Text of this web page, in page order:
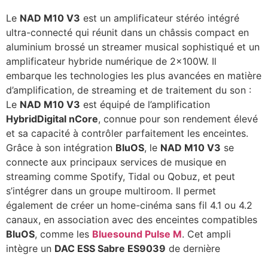
Le NAD M10 V3 est un amplificateur stéréo intégré
ultra-connecté qui réunit dans un châssis compact en
aluminium brossé un streamer musical sophistiqué et un
amplificateur hybride numérique de 2x100W. Il
embarque les technologies les plus avancées en matière
d’amplification, de streaming et de traitement du son :
Le NAD M10 V3 est équipé de l’amplification
HybridDigital nCore, connue pour son rendement élevé
et sa capacité à contrôler parfaitement les enceintes.
Grâce à son intégration BluOS, le NAD M10 V3 se
connecte aux principaux services de musique en
streaming comme Spotify, Tidal ou Qobuz, et peut
s’intégrer dans un groupe multiroom. Il permet
également de créer un home-cinéma sans fil 4.1 ou 4.2
canaux, en association avec des enceintes compatibles
BluOS, comme les Bluesound Pulse M. Cet ampli
intègre un DAC ESS Sabre ES9039 de dernière